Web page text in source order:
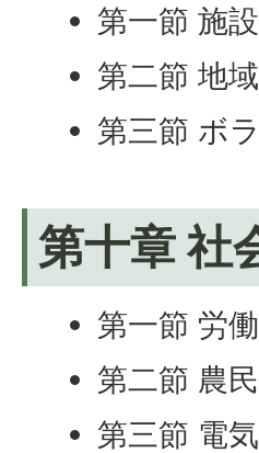
第一節 施
第二節 地
第三節 ボ
第十章 社
第一節 労
第二節 農
第三節 電